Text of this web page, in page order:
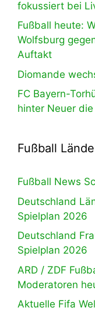
fokussiert bei
Fußball heute:
Wolfsburg
Auftakt
Diomande
FC Bayern-
hinter Neuer
Fußball
Fußball News
Deutschland
Spielplan 2026
Deutschland
Spielplan 2026
ARD / ZDF
Moderatoren
Aktuelle Fifa